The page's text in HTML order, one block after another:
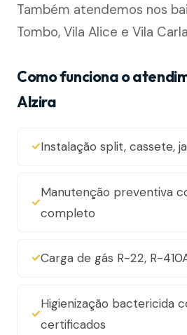
Também atendemos nos
Tombo, Vila Alice e Vila
Como funciona o
Alzira
Instalação split, cassete,
Manutenção preventiva
completo
Carga de gás R-22, R-
Higienização bactericida
certificados